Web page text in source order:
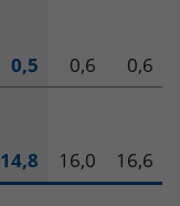
0,5 0,6
0,6
14,8 16,0 16,6